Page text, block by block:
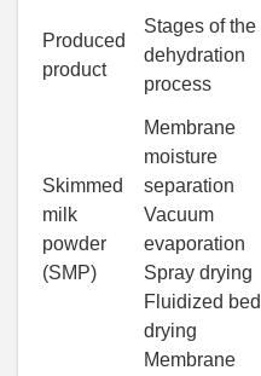
Produced
product
Stages of the
dehydration
process
Skimmed
milk
powder
(SMP)
Membrane
moisture
separation
Vacuum
evaporation
Spray drying
Fluidized bed
drying
Membrane